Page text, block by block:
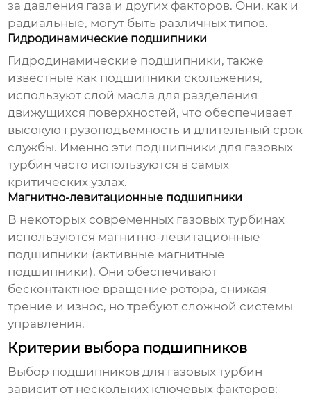
за давления газа и других факторов. Они, как и
радиальные, могут быть различных типов.
Гидродинамические подшипники
Гидродинамические подшипники, также
известные как подшипники скольжения,
используют слой масла для разделения
движущихся поверхностей, что обеспечивает
высокую грузоподъемность и длительный срок
службы. Именно эти подшипники для газовых
турбин часто используются в самых
критических узлах.
Магнитно-левитационные подшипники
В некоторых современных газовых турбинах
используются магнитно-левитационные
подшипники (активные магнитные
подшипники). Они обеспечивают
бесконтактное вращение ротора, снижая
трение и износ, но требуют сложной системы
управления.
Критерии выбора подшипников
Выбор подшипников для газовых турбин
зависит от нескольких ключевых факторов: